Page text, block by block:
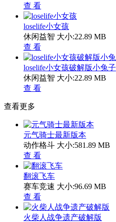
查 看
loselife小女孩
休闲益智 大小:22.89 MB
查 看
loselife小女孩破解版小兔子
休闲益智 大小:22.89 MB
查 看
查看更多
元气骑士最新版本
动作格斗 大小:581.89 MB
查 看
翻滚飞车
赛车竞速 大小:96.69 MB
查 看
火柴人战争遗产破解版